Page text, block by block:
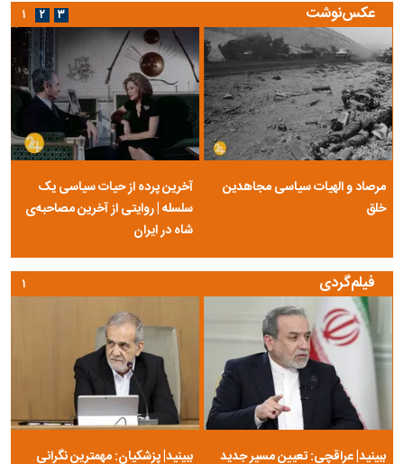
عکس‌نوشت
مرصاد و الهیات سیاسی مجاهدین
خلق
آخرین پرده از حیات سیاسی یک
سلسله | روایتی از آخرین مصاحبه‌ی
شاه در ایران
۱ ۲ ۳
فیلم‌گردی
ببینید| عراقچی: تعیین مسیر جدید
ببینید| پزشکیان: مهمترین نگرانی
۱